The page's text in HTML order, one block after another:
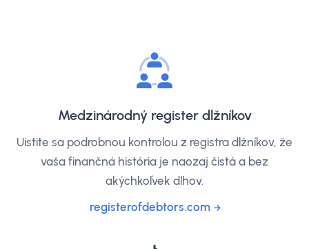
Medzinárodný register dlžníkov
Uistite sa podrobnou kontrolou z registra dlžníkov, že
vaša finančná história je naozaj čistá a bez
akýchkoľvek dlhov.
registerofdebtors.com